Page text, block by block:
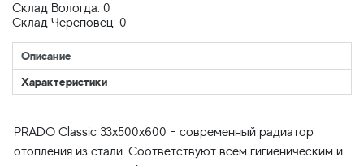
Склад Вологда: 0
Склад Череповец: 0
Описание
Характеристики
PRADO Classic 33x500x600 - современный радиатор
отопления из стали. Соответствуют всем гигиеническим и